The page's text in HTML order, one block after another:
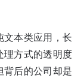
文本类应用，长
理方式的透明度
背后的公司却是